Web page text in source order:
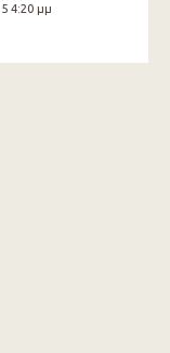
4:20 μμ